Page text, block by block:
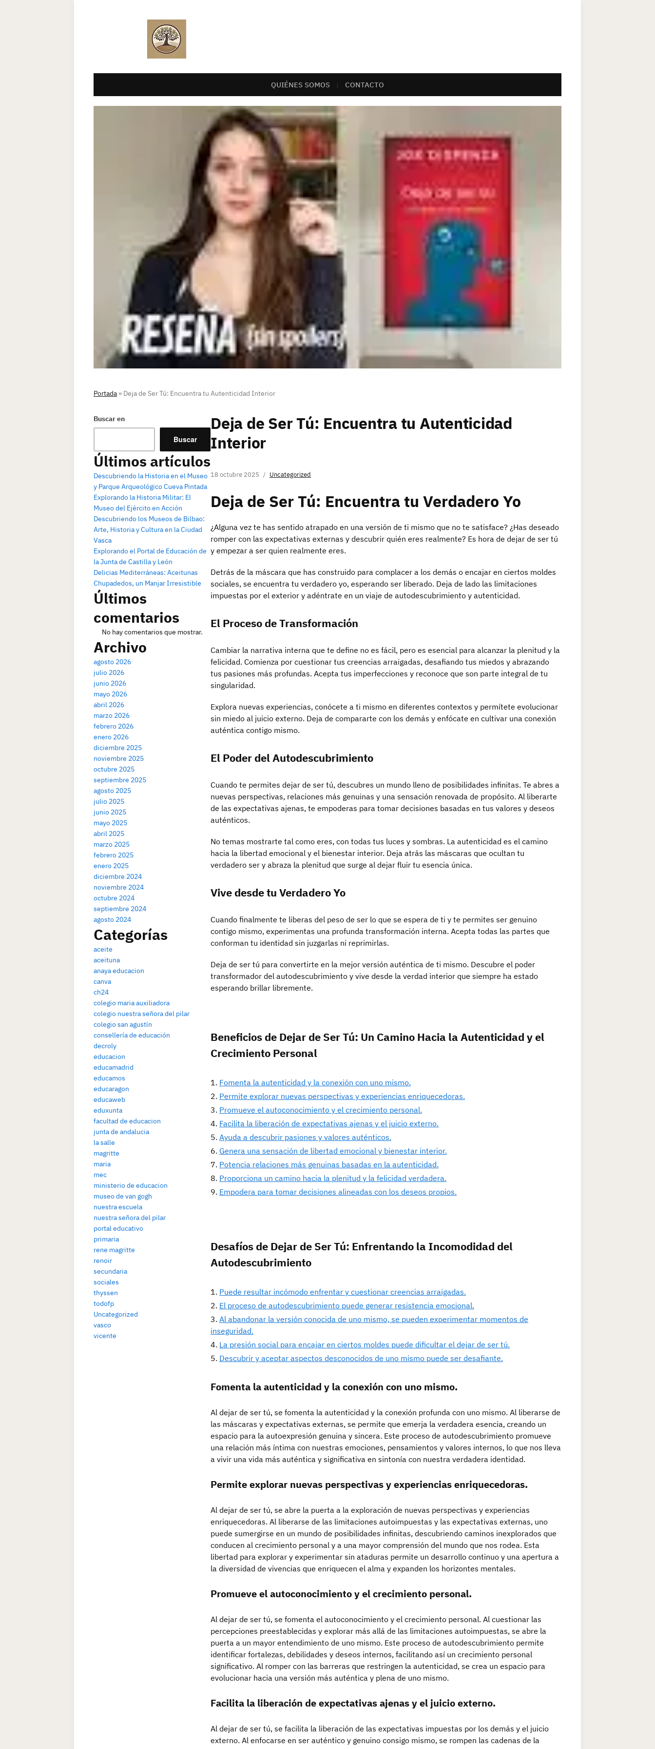
QUIÉNES SOMOS CONTACTO
Portada » Deja de Ser Tú: Encuentra tu Autenticidad Interior
Buscar en
Buscar
Últimos artículos
Descubriendo la Historia en el Museo
y Parque Arqueológico Cueva Pintada
Explorando la Historia Militar: El
Museo del Ejército en Acción
Descubriendo los Museos de Bilbao:
Arte, Historia y Cultura en la Ciudad
Vasca
Explorando el Portal de Educación de
la Junta de Castilla y León
Delicias Mediterráneas: Aceitunas
Chupadedos, un Manjar Irresistible
Últimos
comentarios
No hay comentarios que mostrar.
Archivo
agosto 2026
julio 2026
junio 2026
mayo 2026
abril 2026
marzo 2026
febrero 2026
enero 2026
diciembre 2025
noviembre 2025
octubre 2025
septiembre 2025
agosto 2025
julio 2025
junio 2025
mayo 2025
abril 2025
marzo 2025
febrero 2025
enero 2025
diciembre 2024
noviembre 2024
octubre 2024
septiembre 2024
agosto 2024
Categorías
aceite
aceituna
anaya educacion
canva
ch24
colegio maria auxiliadora
colegio nuestra señora del pilar
colegio san agustín
consellería de educación
decroly
educacion
educamadrid
educamos
educaragon
educaweb
eduxunta
facultad de educacion
junta de andalucia
la salle
magritte
maria
mec
ministerio de educacion
museo de van gogh
nuestra escuela
nuestra señora del pilar
portal educativo
primaria
rene magritte
renoir
secundaria
sociales
thyssen
todofp
Uncategorized
vasco
vicente
Deja de Ser Tú: Encuentra tu Autenticidad
Interior
18 octubre 2025 Uncategorized
Deja de Ser Tú: Encuentra tu Verdadero Yo
¿Alguna vez te has sentido atrapado en una versión de ti mismo que no te satisface? ¿Has deseado
romper con las expectativas externas y descubrir quién eres realmente? Es hora de dejar de ser tú
y empezar a ser quien realmente eres.
Detrás de la máscara que has construido para complacer a los demás o encajar en ciertos moldes
sociales, se encuentra tu verdadero yo, esperando ser liberado. Deja de lado las limitaciones
impuestas por el exterior y adéntrate en un viaje de autodescubrimiento y autenticidad.
El Proceso de Transformación
Cambiar la narrativa interna que te define no es fácil, pero es esencial para alcanzar la plenitud y la
felicidad. Comienza por cuestionar tus creencias arraigadas, desafiando tus miedos y abrazando
tus pasiones más profundas. Acepta tus imperfecciones y reconoce que son parte integral de tu
singularidad.
Explora nuevas experiencias, conócete a ti mismo en diferentes contextos y permítete evolucionar
sin miedo al juicio externo. Deja de compararte con los demás y enfócate en cultivar una conexión
auténtica contigo mismo.
El Poder del Autodescubrimiento
Cuando te permites dejar de ser tú, descubres un mundo lleno de posibilidades infinitas. Te abres a
nuevas perspectivas, relaciones más genuinas y una sensación renovada de propósito. Al liberarte
de las expectativas ajenas, te empoderas para tomar decisiones basadas en tus valores y deseos
auténticos.
No temas mostrarte tal como eres, con todas tus luces y sombras. La autenticidad es el camino
hacia la libertad emocional y el bienestar interior. Deja atrás las máscaras que ocultan tu
verdadero ser y abraza la plenitud que surge al dejar fluir tu esencia única.
Vive desde tu Verdadero Yo
Cuando finalmente te liberas del peso de ser lo que se espera de ti y te permites ser genuino
contigo mismo, experimentas una profunda transformación interna. Acepta todas las partes que
conforman tu identidad sin juzgarlas ni reprimirlas.
Deja de ser tú para convertirte en la mejor versión auténtica de ti mismo. Descubre el poder
transformador del autodescubrimiento y vive desde la verdad interior que siempre ha estado
esperando brillar libremente.
Beneficios de Dejar de Ser Tú: Un Camino Hacia la Autenticidad y el
Crecimiento Personal
Fomenta la autenticidad y la conexión con uno mismo.
Permite explorar nuevas perspectivas y experiencias enriquecedoras.
Promueve el autoconocimiento y el crecimiento personal.
Facilita la liberación de expectativas ajenas y el juicio externo.
Ayuda a descubrir pasiones y valores auténticos.
Genera una sensación de libertad emocional y bienestar interior.
Potencia relaciones más genuinas basadas en la autenticidad.
Proporciona un camino hacia la plenitud y la felicidad verdadera.
Empodera para tomar decisiones alineadas con los deseos propios.
Desafíos de Dejar de Ser Tú: Enfrentando la Incomodidad del
Autodescubrimiento
Puede resultar incómodo enfrentar y cuestionar creencias arraigadas.
El proceso de autodescubrimiento puede generar resistencia emocional.
Al abandonar la versión conocida de uno mismo, se pueden experimentar momentos de
inseguridad.
La presión social para encajar en ciertos moldes puede dificultar el dejar de ser tú.
Descubrir y aceptar aspectos desconocidos de uno mismo puede ser desafiante.
Fomenta la autenticidad y la conexión con uno mismo.
Al dejar de ser tú, se fomenta la autenticidad y la conexión profunda con uno mismo. Al liberarse de
las máscaras y expectativas externas, se permite que emerja la verdadera esencia, creando un
espacio para la autoexpresión genuina y sincera. Este proceso de autodescubrimiento promueve
una relación más íntima con nuestras emociones, pensamientos y valores internos, lo que nos lleva
a vivir una vida más auténtica y significativa en sintonía con nuestra verdadera identidad.
Permite explorar nuevas perspectivas y experiencias enriquecedoras.
Al dejar de ser tú, se abre la puerta a la exploración de nuevas perspectivas y experiencias
enriquecedoras. Al liberarse de las limitaciones autoimpuestas y las expectativas externas, uno
puede sumergirse en un mundo de posibilidades infinitas, descubriendo caminos inexplorados que
conducen al crecimiento personal y a una mayor comprensión del mundo que nos rodea. Esta
libertad para explorar y experimentar sin ataduras permite un desarrollo continuo y una apertura a
la diversidad de vivencias que enriquecen el alma y expanden los horizontes mentales.
Promueve el autoconocimiento y el crecimiento personal.
Al dejar de ser tú, se fomenta el autoconocimiento y el crecimiento personal. Al cuestionar las
percepciones preestablecidas y explorar más allá de las limitaciones autoimpuestas, se abre la
puerta a un mayor entendimiento de uno mismo. Este proceso de autodescubrimiento permite
identificar fortalezas, debilidades y deseos internos, facilitando así un crecimiento personal
significativo. Al romper con las barreras que restringen la autenticidad, se crea un espacio para
evolucionar hacia una versión más auténtica y plena de uno mismo.
Facilita la liberación de expectativas ajenas y el juicio externo.
Al dejar de ser tú, se facilita la liberación de las expectativas impuestas por los demás y el juicio
externo. Al enfocarse en ser auténtico y genuino consigo mismo, se rompen las cadenas de la